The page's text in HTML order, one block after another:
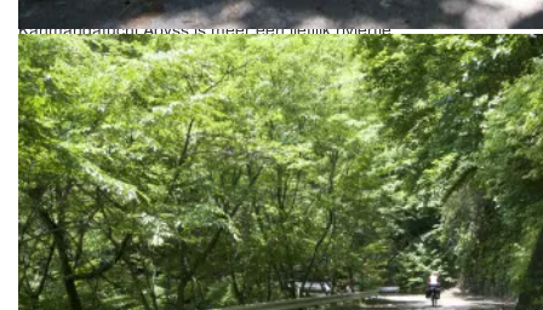
Kanmangafuchi Abyss is meer een lieflijk riviertje
De Hosoo pass blijkt een heerlijk lieflijk weggetje.